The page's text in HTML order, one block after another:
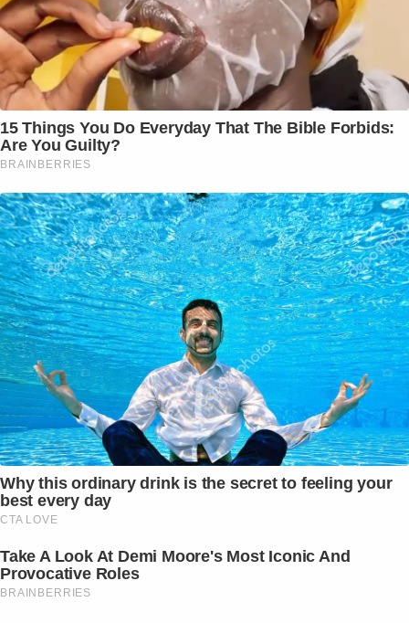
15 Things You Do Everyday That The Bible Forbids:
Are You Guilty?
BRAINBERRIES
Why this ordinary drink is the secret to feeling your
best every day
CTA LOVE
Take A Look At Demi Moore's Most Iconic And
Provocative Roles
BRAINBERRIES